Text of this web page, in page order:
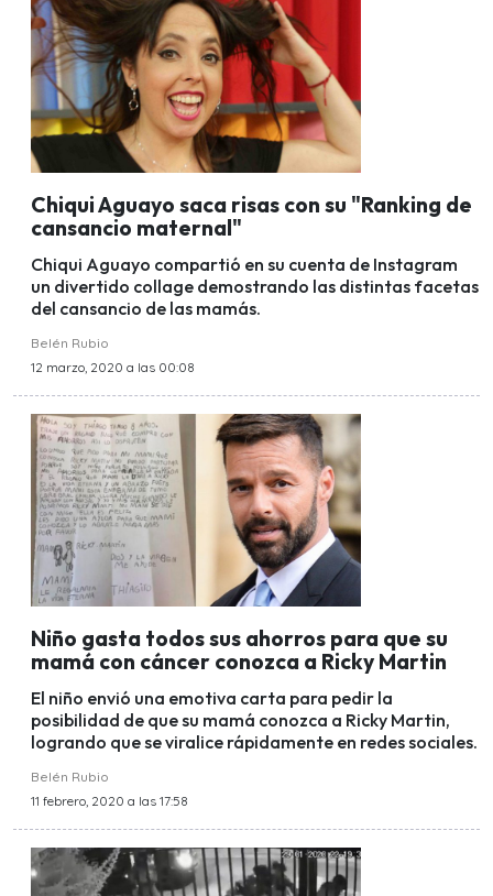
Chiqui Aguayo saca risas con su "Ranking de
cansancio maternal"
Chiqui Aguayo compartió en su cuenta de Instagram
un divertido collage demostrando las distintas facetas
del cansancio de las mamás.
Belén Rubio
12 marzo, 2020 a las 00:08
Niño gasta todos sus ahorros para que su
mamá con cáncer conozca a Ricky Martin
El niño envió una emotiva carta para pedir la
posibilidad de que su mamá conozca a Ricky Martin,
logrando que se viralice rápidamente en redes sociales.
Belén Rubio
11 febrero, 2020 a las 17:58